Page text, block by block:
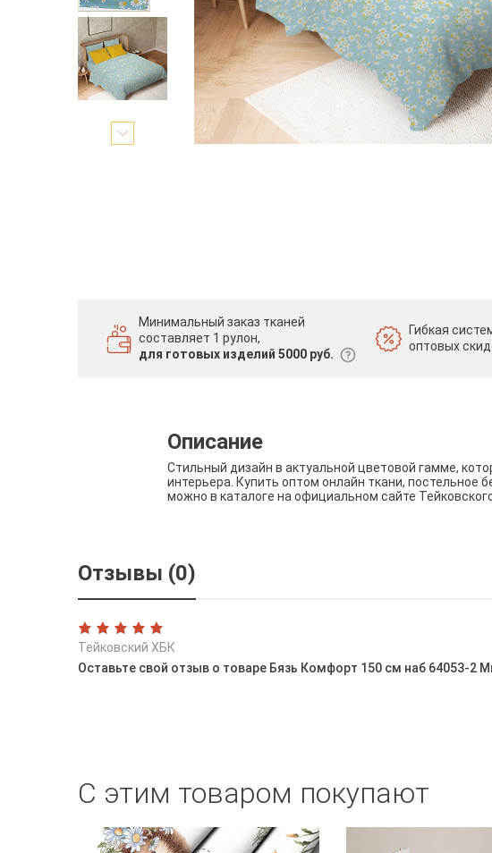
Минимальный заказ тканей
составляет 1 рулон,
для готовых изделий 5000 руб.
Гибкая
оптовых
Описание
Стильный дизайн в актуальной цветовой гамме,
интерьера. Купить оптом онлайн ткани, постельное
можно в каталоге на официальном сайте
Отзывы (0)
Тейковский ХБК
Оставьте свой отзыв о товаре Бязь Комфорт 150 см наб 64053-2
С этим товаром покупают